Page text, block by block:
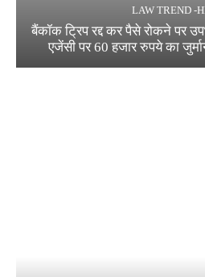
LAW TREND -
बैंकॉक ट्रिप रद्द कर पैसे रोकने पर
एजेंसी पर 60 हजार रुपये का